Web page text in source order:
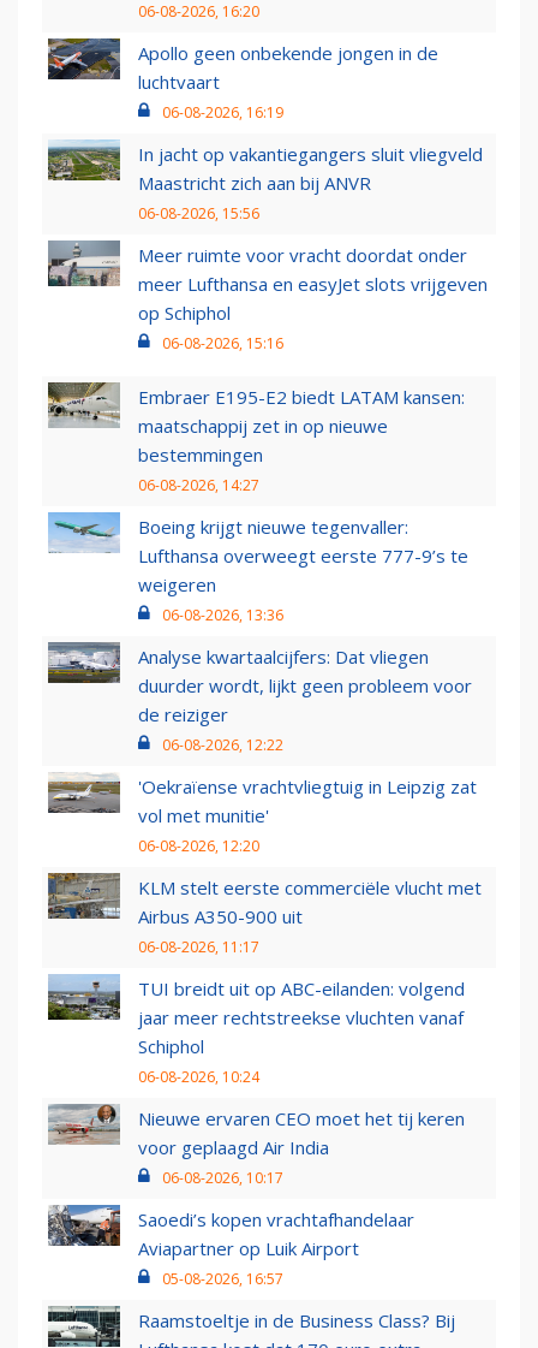
06-08-2026, 16:20
Apollo geen onbekende jongen in de
luchtvaart
06-08-2026, 16:19
In jacht op vakantiegangers sluit vliegveld
Maastricht zich aan bij ANVR
06-08-2026, 15:56
Meer ruimte voor vracht doordat onder
meer Lufthansa en easyJet slots vrijgeven
op Schiphol
06-08-2026, 15:16
Embraer E195-E2 biedt LATAM kansen:
maatschappij zet in op nieuwe
bestemmingen
06-08-2026, 14:27
Boeing krijgt nieuwe tegenvaller:
Lufthansa overweegt eerste 777-9’s te
weigeren
06-08-2026, 13:36
Analyse kwartaalcijfers: Dat vliegen
duurder wordt, lijkt geen probleem voor
de reiziger
06-08-2026, 12:22
'Oekraïense vrachtvliegtuig in Leipzig zat
vol met munitie'
06-08-2026, 12:20
KLM stelt eerste commerciële vlucht met
Airbus A350-900 uit
06-08-2026, 11:17
TUI breidt uit op ABC-eilanden: volgend
jaar meer rechtstreekse vluchten vanaf
Schiphol
06-08-2026, 10:24
Nieuwe ervaren CEO moet het tij keren
voor geplaagd Air India
06-08-2026, 10:17
Saoedi’s kopen vrachtafhandelaar
Aviapartner op Luik Airport
05-08-2026, 16:57
Raamstoeltje in de Business Class? Bij